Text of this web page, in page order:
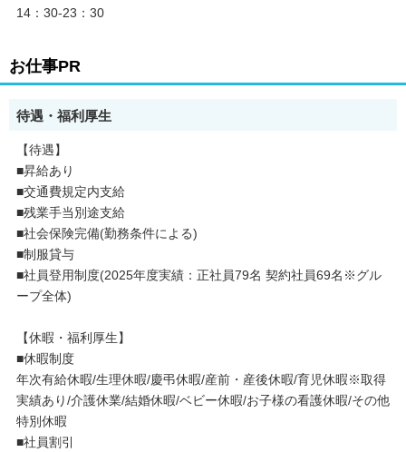
14：30-23：30
お仕事PR
待遇・福利厚生
【待遇】
■昇給あり
■交通費規定内支給
■残業手当別途支給
■社会保険完備(勤務条件による)
■制服貸与
■社員登用制度(2025年度実績：正社員79名 契約社員69名※グル
ープ全体)
【休暇・福利厚生】
■休暇制度
年次有給休暇/生理休暇/慶弔休暇/産前・産後休暇/育児休暇※取得
実績あり/介護休業/結婚休暇/ベビー休暇/お子様の看護休暇/その他
特別休暇
■社員割引